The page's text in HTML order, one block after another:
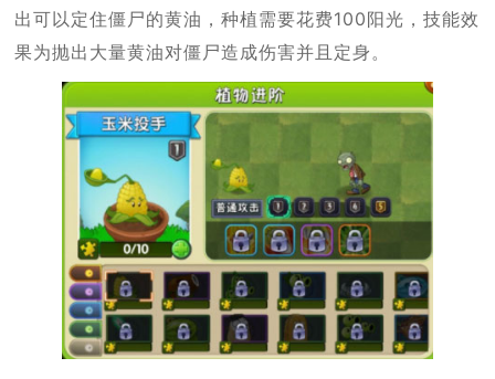
出可以定住僵尸的黄油，种植需要花费100阳光，技能效
果为抛出大量黄油对僵尸造成伤害并且定身。